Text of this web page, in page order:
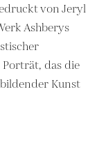
von Jeryl
Ashberys
Porträt, das die
Kunst